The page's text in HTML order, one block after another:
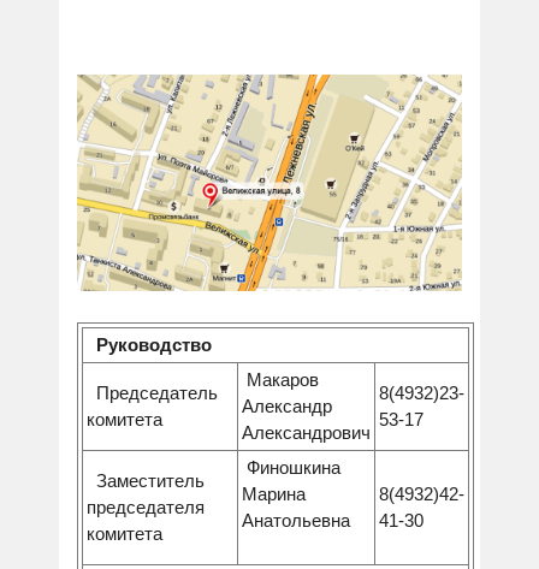
Руководство
Председатель
комитета
Макаров
Александр
Александрович
8(4932)23-
53-17
Заместитель
председателя
комитета
Финошкина
Марина
Анатольевна
8(4932)42-
41-30